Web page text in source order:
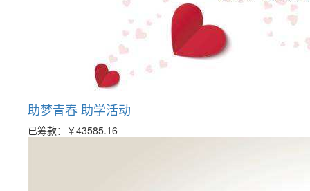
助梦青春 助学活动
已筹款： ￥43585.16